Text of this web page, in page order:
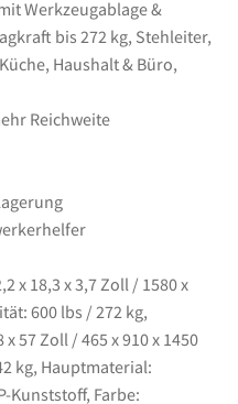
Werkzeugablage &
bis 272 kg, Stehleiter,
Haushalt & Büro,
Reichweite
x 18,3 x 3,7 Zoll / 1580 x
600 lbs / 272 kg,
57 Zoll / 465 x 910 x 1450
kg, Hauptmaterial:
Kunststoff, Farbe: